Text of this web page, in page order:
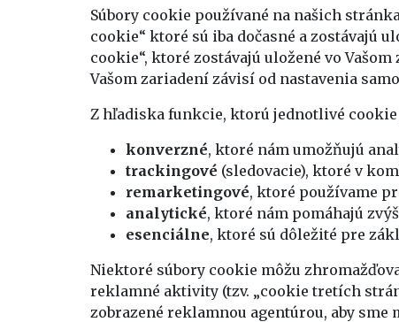
Súbory cookie používané na našich
cookie“ ktoré sú iba dočasné a zostávajú
cookie“, ktoré zostávajú uložené vo
Vašom zariadení závisí od nastavenia
Z hľadiska funkcie, ktorú jednotlivé
konverzné, ktoré nám umožňujú
trackingové (sledovacie), ktoré v
remarketingové, ktoré používame
analytické, ktoré nám pomáhajú
esenciálne, ktoré sú dôležité pre
Niektoré súbory cookie môžu
reklamné aktivity (tzv. „cookie tretích
zobrazené reklamnou agentúrou, aby